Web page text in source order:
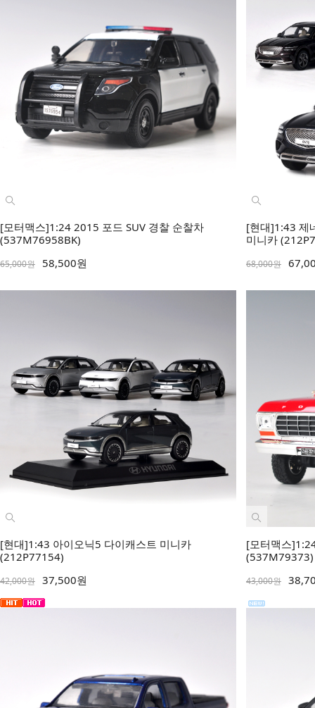
[모터맥스]1:24 2015 포드 SUV 경찰 순찰차
(537M76958BK)
65,000원 58,500원
[현대]1:43 제
미니카
68,000원
[현대]1:43 아이오닉5 다이캐스트 미니카
(212P77154)
42,000원 37,500원
[모터맥스
(537M79373)
43,000원